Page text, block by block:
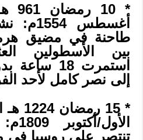
أغسطس
طاحنة في مضيق
بين الأسطولين
استمرت 18
إلى نصر كامل لأحد
تنتصر على روسيا في